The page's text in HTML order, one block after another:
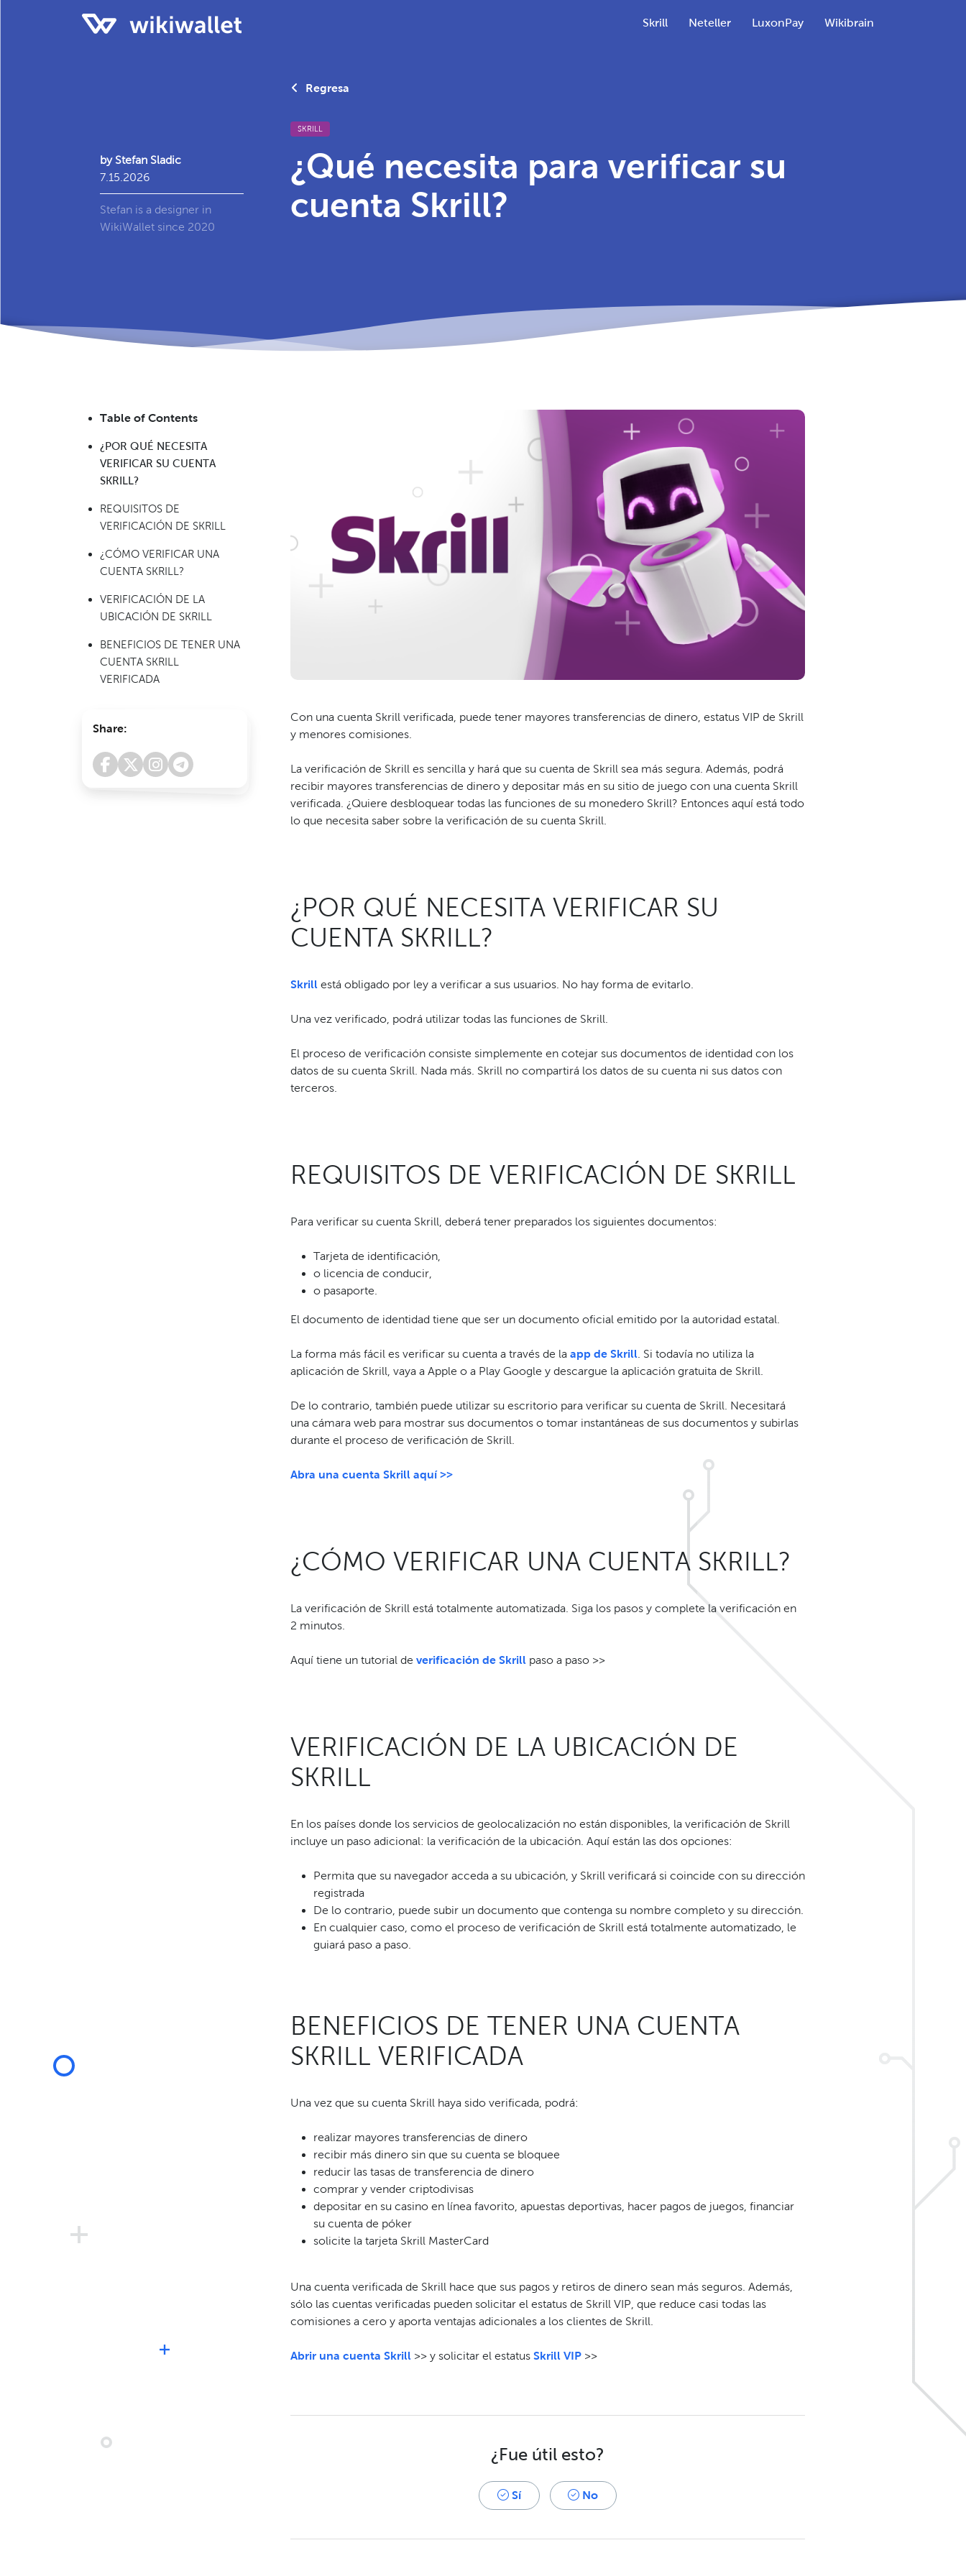
Skrill Neteller LuxonPay Wikibrain
by Stefan Sladic
7.15.2026
Stefan is a designer in
WikiWallet since 2020
Regresa
SKRILL
¿Qué necesita para verificar su
cuenta Skrill?
Table of Contents
¿POR QUÉ NECESITA
VERIFICAR SU CUENTA
SKRILL?
REQUISITOS DE
VERIFICACIÓN DE SKRILL
¿CÓMO VERIFICAR UNA
CUENTA SKRILL?
VERIFICACIÓN DE LA
UBICACIÓN DE SKRILL
BENEFICIOS DE TENER UNA
CUENTA SKRILL
VERIFICADA
Share:
Con una cuenta Skrill verificada, puede tener mayores transferencias de dinero, estatus VIP de Skrill
y menores comisiones.
La verificación de Skrill es sencilla y hará que su cuenta de Skrill sea más segura. Además, podrá
recibir mayores transferencias de dinero y depositar más en su sitio de juego con una cuenta Skrill
verificada. ¿Quiere desbloquear todas las funciones de su monedero Skrill? Entonces aquí está todo
lo que necesita saber sobre la verificación de su cuenta Skrill.
¿POR QUÉ NECESITA VERIFICAR SU
CUENTA SKRILL?
Skrill está obligado por ley a verificar a sus usuarios. No hay forma de evitarlo.
Una vez verificado, podrá utilizar todas las funciones de Skrill.
El proceso de verificación consiste simplemente en cotejar sus documentos de identidad con los
datos de su cuenta Skrill. Nada más. Skrill no compartirá los datos de su cuenta ni sus datos con
terceros.
REQUISITOS DE VERIFICACIÓN DE SKRILL
Para verificar su cuenta Skrill, deberá tener preparados los siguientes documentos:
Tarjeta de identificación,
o licencia de conducir,
o pasaporte.
El documento de identidad tiene que ser un documento oficial emitido por la autoridad estatal.
La forma más fácil es verificar su cuenta a través de la app de Skrill . Si todavía no utiliza la
aplicación de Skrill, vaya a Apple o a Play Google y descargue la aplicación gratuita de Skrill.
De lo contrario, también puede utilizar su escritorio para verificar su cuenta de Skrill. Necesitará
una cámara web para mostrar sus documentos o tomar instantáneas de sus documentos y subirlas
durante el proceso de verificación de Skrill.
Abra una cuenta Skrill aquí >>
¿CÓMO VERIFICAR UNA CUENTA SKRILL?
La verificación de Skrill está totalmente automatizada. Siga los pasos y complete la verificación en
2 minutos.
Aquí tiene un tutorial de verificación de Skrill paso a paso >>
VERIFICACIÓN DE LA UBICACIÓN DE
SKRILL
En los países donde los servicios de geolocalización no están disponibles, la verificación de Skrill
incluye un paso adicional: la verificación de la ubicación. Aquí están las dos opciones:
Permita que su navegador acceda a su ubicación, y Skrill verificará si coincide con su dirección
registrada
De lo contrario, puede subir un documento que contenga su nombre completo y su dirección.
En cualquier caso, como el proceso de verificación de Skrill está totalmente automatizado, le
guiará paso a paso.
BENEFICIOS DE TENER UNA CUENTA
SKRILL VERIFICADA
Una vez que su cuenta Skrill haya sido verificada, podrá:
realizar mayores transferencias de dinero
recibir más dinero sin que su cuenta se bloquee
reducir las tasas de transferencia de dinero
comprar y vender criptodivisas
depositar en su casino en línea favorito, apuestas deportivas, hacer pagos de juegos, financiar
su cuenta de póker
solicite la tarjeta Skrill MasterCard
Una cuenta verificada de Skrill hace que sus pagos y retiros de dinero sean más seguros. Además,
sólo las cuentas verificadas pueden solicitar el estatus de Skrill VIP, que reduce casi todas las
comisiones a cero y aporta ventajas adicionales a los clientes de Skrill.
Abrir una cuenta Skrill >> y solicitar el estatus Skrill VIP >>
¿Fue útil esto?
Sí No